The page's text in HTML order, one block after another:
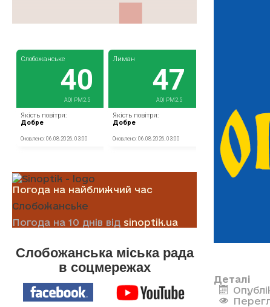
Погода на найближчий час
Слобожанське
Погода на 10 днів від sinoptik.ua
Слобожанська міська рада
в соцмережах
Деталі